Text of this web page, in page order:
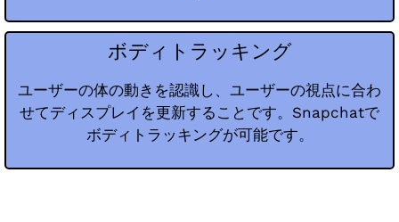
ボディトラッキング
ユーザーの体の動きを認識し、ユーザーの視点に合わ
せてディスプレイを更新することです。Snapchatで
ボディトラッキングが可能です。